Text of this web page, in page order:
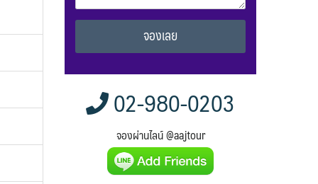
Alternative:
02-980-0203
จองผ่านไลน์ @aajtour